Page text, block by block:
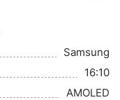
Samsung
16:10
AMOLED